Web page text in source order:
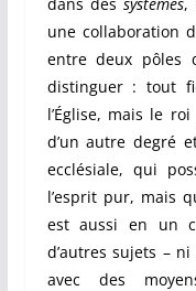
une collaboration
entre deux pôles
distinguer : tout
l’Église, mais le
d’un autre degré
ecclésiale, qui
l’esprit pur, mais
est aussi en un
d’autres sujets –
avec des